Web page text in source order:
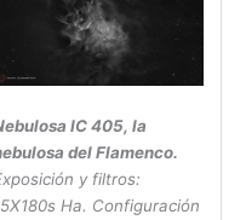
IC 405, la
del Flamenco.
y filtros:
Ha. Configuración